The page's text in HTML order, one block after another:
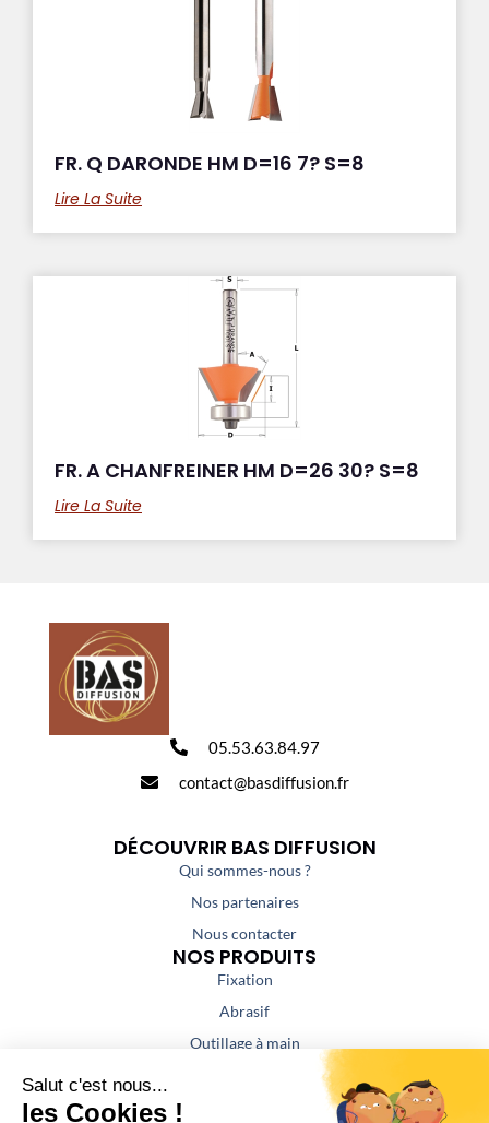
FR. Q DARONDE HM D=16 7? S=8
Lire La Suite
FR. A CHANFREINER HM D=26 30? S=8
Lire La Suite
05.53.63.84.97
contact@basdiffusion.fr
DÉCOUVRIR BAS DIFFUSION
Qui sommes-nous ?
Nos partenaires
Nous contacter
NOS PRODUITS
Fixation
Abrasif
Outillage à main